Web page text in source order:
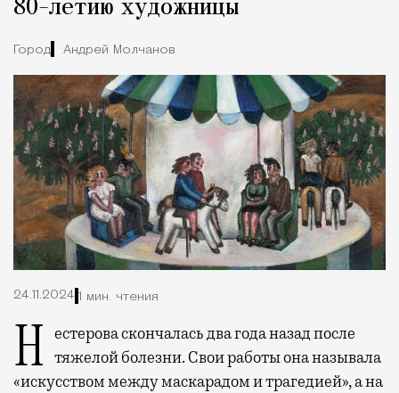
80-летию художницы
Город Андрей Молчанов
24.11.2024 1 мин. чтения
Нестерова скончалась два года назад после тяжелой болезни. Свои работы она называла
«искусством между маскарадом и трагедией», а на